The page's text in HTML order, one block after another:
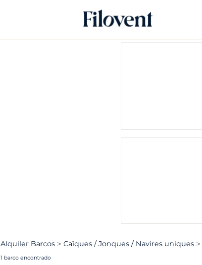
Alquiler Barcos Caïques / Jonques / Navires uniques
1 barco encontrado